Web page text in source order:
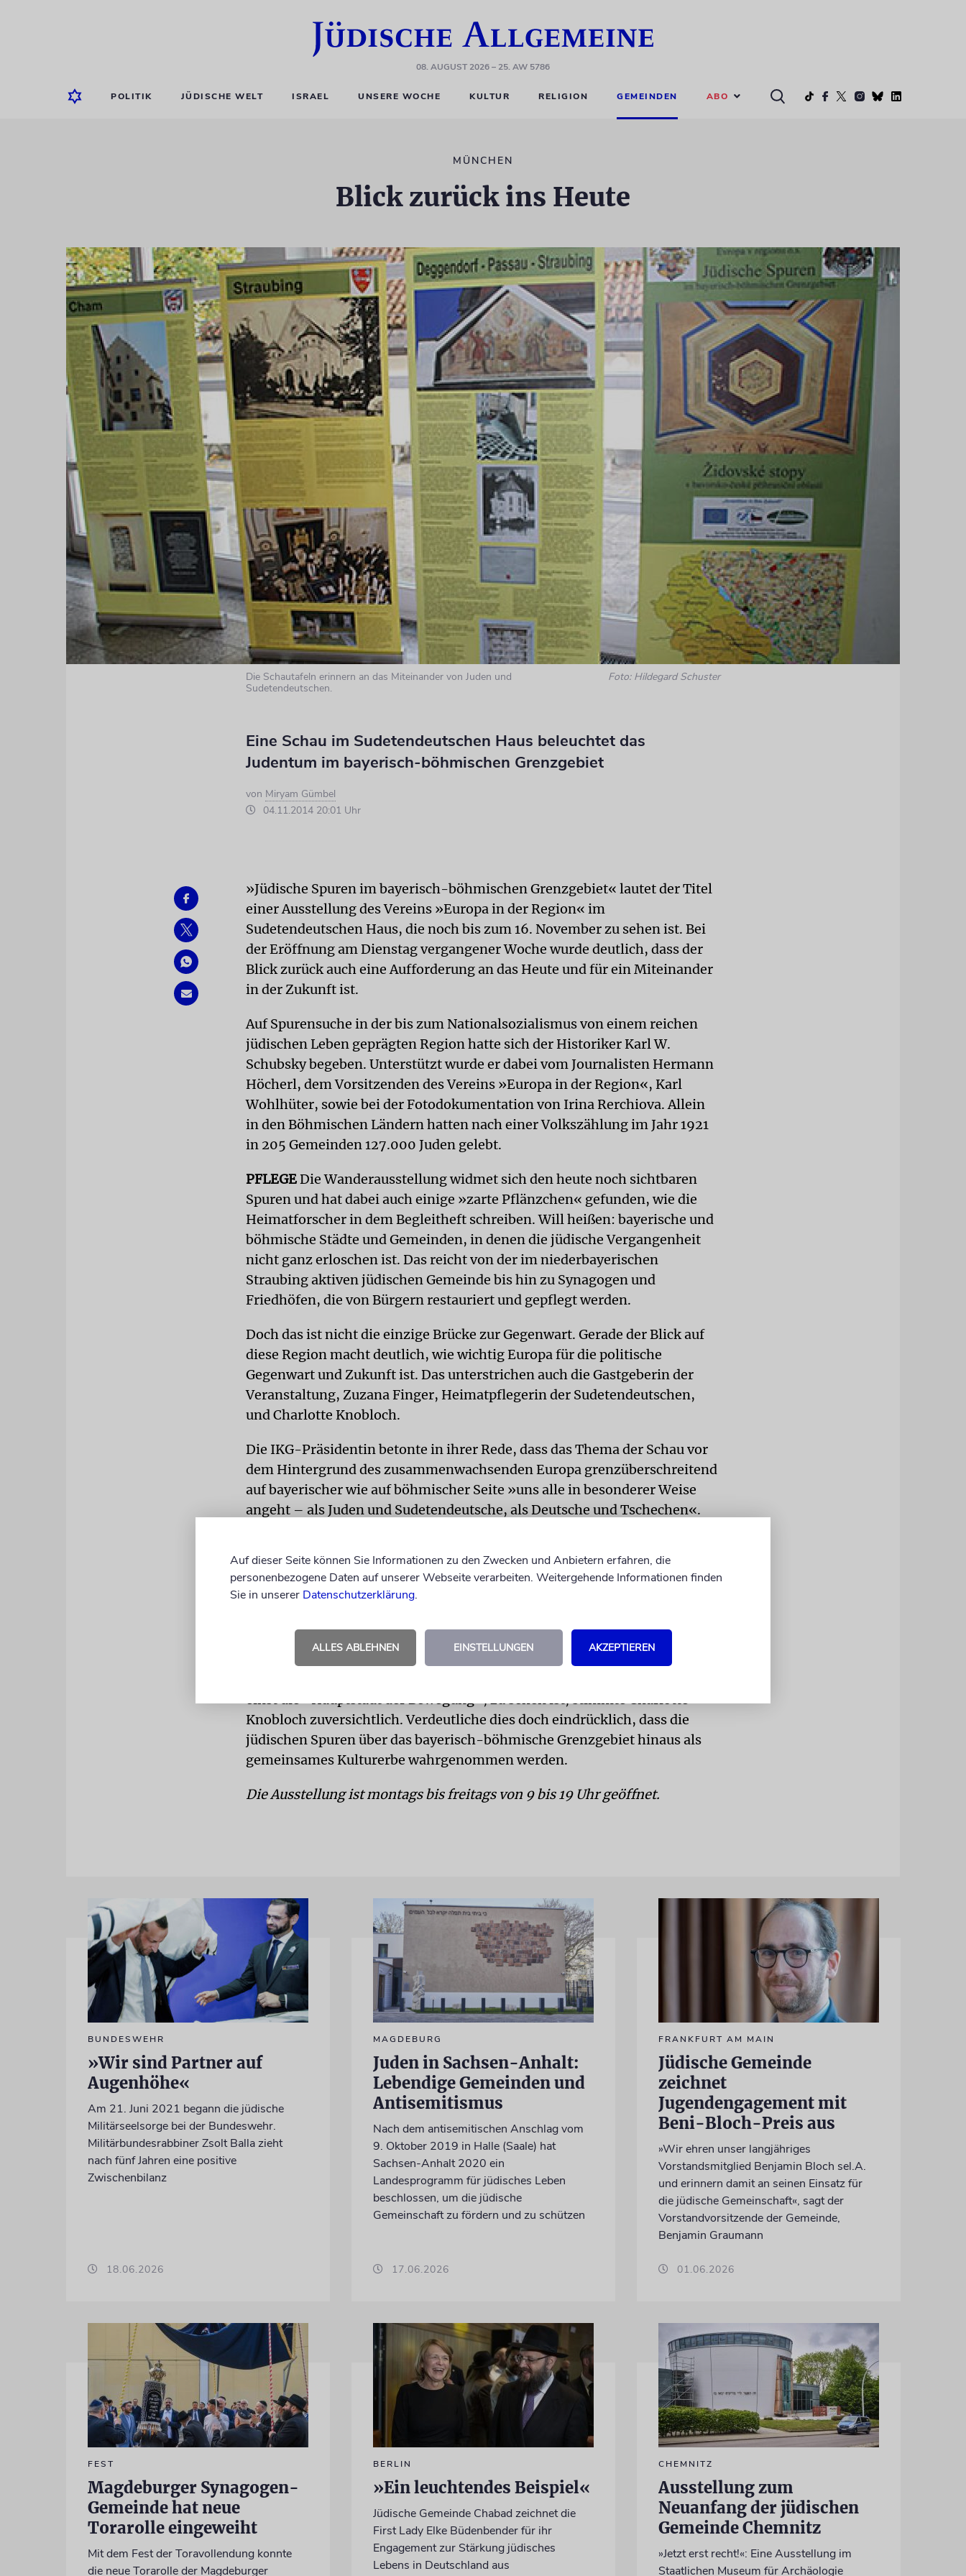
08. AUGUST 2026– 25. AW 5786
POLITIK JÜDISCHE WELT ISRAEL UNSERE WOCHE KULTUR RELIGION GEMEINDEN ABO
MÜNCHEN
Blick zurück ins Heute
Die Schautafeln erinnern an das Miteinander von Juden und
Sudetendeutschen.
Foto: Hildegard Schuster
Eine Schau im Sudetendeutschen Haus beleuchtet das
Judentum im bayerisch-böhmischen Grenzgebiet
von Miryam Gümbel
04.11.2014 20:01 Uhr
»Jüdische Spuren im bayerisch-böhmischen Grenzgebiet« lautet der Titel
einer Ausstellung des Vereins »Europa in der Region« im
Sudetendeutschen Haus, die noch bis zum 16. November zu sehen ist. Bei
der Eröffnung am Dienstag vergangener Woche wurde deutlich, dass der
Blick zurück auch eine Aufforderung an das Heute und für ein Miteinander
in der Zukunft ist.
Auf Spurensuche in der bis zum Nationalsozialismus von einem reichen
jüdischen Leben geprägten Region hatte sich der Historiker Karl W.
Schubsky begeben. Unterstützt wurde er dabei vom Journalisten Hermann
Höcherl, dem Vorsitzenden des Vereins »Europa in der Region«, Karl
Wohlhüter, sowie bei der Fotodokumentation von Irina Rerchiova. Allein
in den Böhmischen Ländern hatten nach einer Volkszählung im Jahr 1921
in 205 Gemeinden 127.000 Juden gelebt.
PFLEGEDie Wanderausstellung widmet sich den heute noch sichtbaren
Spuren und hat dabei auch einige »zarte Pflänzchen« gefunden, wie die
Heimatforscher in dem Begleitheft schreiben. Will heißen: bayerische und
böhmische Städte und Gemeinden, in denen die jüdische Vergangenheit
nicht ganz erloschen ist. Das reicht von der im niederbayerischen
Straubing aktiven jüdischen Gemeinde bis hin zu Synagogen und
Friedhöfen, die von Bürgern restauriert und gepflegt werden.
Doch das ist nicht die einzige Brücke zur Gegenwart. Gerade der Blick auf
diese Region macht deutlich, wie wichtig Europa für die politische
Gegenwart und Zukunft ist. Das unterstrichen auch die Gastgeberin der
Veranstaltung, Zuzana Finger, Heimatpflegerin der Sudetendeutschen,
und Charlotte Knobloch.
Die IKG-Präsidentin betonte in ihrer Rede, dass das Thema der Schau vor
dem Hintergrund des zusammenwachsenden Europa grenzüberschreitend
auf bayerischer wie auf böhmischer Seite »uns alle in besonderer Weise
angeht – als Juden und Sudetendeutsche, als Deutsche und Tschechen«.
Weltkrieges und fast 70 Jahre nach dem Zweiten Weltkrieg sagte
Knobloch: »Wir können G’tt nicht genug dafür danken, dass wir auf dem
Gebiet der EU in dauerhaftem Frieden und Freiheit leben dürfen.«
Die Ausstellung zeige die Spuren der Gewalt, des Hasses und der
Vernichtung, wie die in der Pogromnacht vom 9. November 1938 stark
einst die »Hauptstadt der Bewegung«, zu sehen ist, stimmte Charlotte
Knobloch zuversichtlich. Verdeutliche dies doch eindrücklich, dass die
jüdischen Spuren über das bayerisch-böhmische Grenzgebiet hinaus als
gemeinsames Kulturerbe wahrgenommen werden.
Die Ausstellung ist montags bis freitags von 9 bis 19 Uhr geöffnet.
BUNDESWEHR
»Wir sind Partner auf
Augenhöhe«
Am 21. Juni 2021 begann die jüdische
Militärseelsorge bei der Bundeswehr.
Militärbundesrabbiner Zsolt Balla zieht
nach fünf Jahren eine positive
Zwischenbilanz
18.06.2026
MAGDEBURG
Juden in Sachsen-Anhalt:
Lebendige Gemeinden und
Antisemitismus
Nach dem antisemitischen Anschlag vom
9. Oktober 2019 in Halle (Saale) hat
Sachsen-Anhalt 2020 ein
Landesprogramm für jüdisches Leben
beschlossen, um die jüdische
Gemeinschaft zu fördern und zu schützen
17.06.2026
FRANKFURT AM MAIN
Jüdische Gemeinde
zeichnet
Jugendengagement mit
Beni-Bloch-Preis aus
»Wir ehren unser langjähriges
Vorstandsmitglied Benjamin Bloch sel.A.
und erinnern damit an seinen Einsatz für
die jüdische Gemeinschaft«, sagt der
Vorstandvorsitzende der Gemeinde,
Benjamin Graumann
01.06.2026
FEST
Magdeburger Synagogen-
Gemeinde hat neue
Torarolle eingeweiht
Mit dem Fest der Toravollendung konnte
die neue Torarolle der Magdeburger
BERLIN
»Ein leuchtendes Beispiel«
Jüdische Gemeinde Chabad zeichnet die
First Lady Elke Büdenbender für ihr
Engagement zur Stärkung jüdisches
Lebens in Deutschland aus
CHEMNITZ
Ausstellung zum
Neuanfang der jüdischen
Gemeinde Chemnitz
»Jetzt erst recht!«: Eine Ausstellung im
Staatlichen Museum für Archäologie
Auf dieser Seite können Sie Informationen zu den Zwecken und Anbietern erfahren, die
personenbezogene Daten auf unserer Webseite verarbeiten. Weitergehende Informationen finden
Sie in unserer Datenschutzerklärung.
ALLES ABLEHNEN EINSTELLUNGEN AKZEPTIEREN